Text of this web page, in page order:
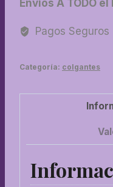
de
lienzo
cantidad
Envios A TODO el
Pagos Seguros
Categoría: colgantes